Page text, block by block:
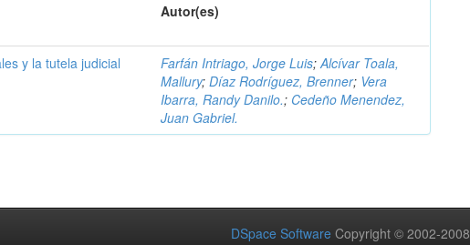
Autor(es)
y la tutela judicial
Farfán Intriago, Jorge Luis;Alcívar Toala,
Mallury;Díaz Rodríguez, Brenner; Vera
Ibarra, Randy Danilo.; Cedeño Menendez,
Juan Gabriel.
DSpace Software Copyright © 2002-2008